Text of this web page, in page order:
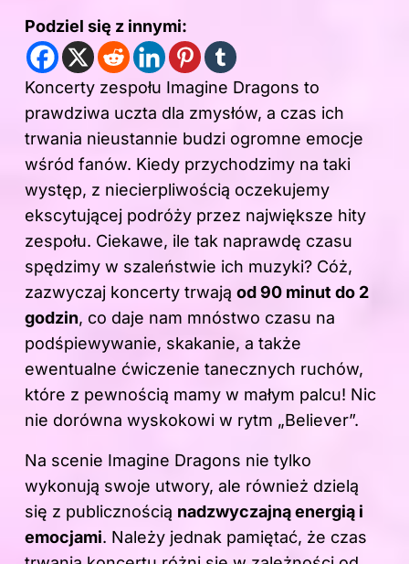
Podziel się z innymi:
Koncerty zespołu Imagine Dragons to
prawdziwa uczta dla zmysłów, a czas ich
trwania nieustannie budzi ogromne emocje
wśród fanów. Kiedy przychodzimy na taki
występ, z niecierpliwością oczekujemy
ekscytującej podróży przez największe hity
zespołu. Ciekawe, ile tak naprawdę czasu
spędzimy w szaleństwie ich muzyki? Cóż,
zazwyczaj koncerty trwają od 90 minut do 2
godzin, co daje nam mnóstwo czasu na
podśpiewywanie, skakanie, a także
ewentualne ćwiczenie tanecznych ruchów,
które z pewnością mamy w małym palcu! Nic
nie dorówna wyskokowi w rytm „Believer”.
Na scenie Imagine Dragons nie tylko
wykonują swoje utwory, ale również dzielą
się z publicznością nadzwyczajną energią i
emocjami. Należy jednak pamiętać, że czas